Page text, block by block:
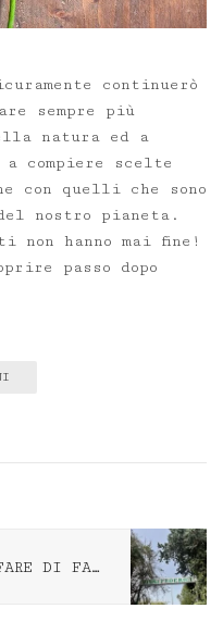
continuerò
sempre più
natura ed a
compiere scelte
con quelli che sono
nostro pianeta.
hanno mai fine!
passo dopo
VIVAI FEDERICI UN AFFARE DI FAMIGLIA